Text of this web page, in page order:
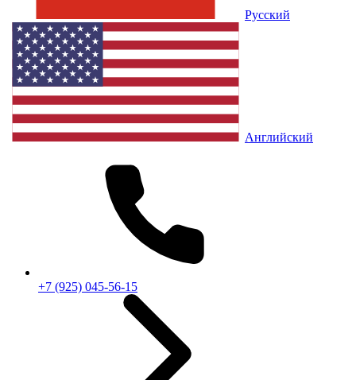
Русский
Английский
+7 (925) 045-56-15